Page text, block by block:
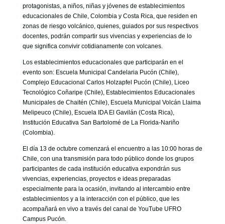
protagonistas, a niños, niñas y jóvenes de establecimientos
educacionales de Chile, Colombia y Costa Rica, que residen en
zonas de riesgo volcánico, quienes, guiados por sus respectivos
docentes, podrán compartir sus vivencias y experiencias de lo
que significa convivir cotidianamente con volcanes.
Los establecimientos educacionales que participarán en el
evento son: Escuela Municipal Candelaria Pucón (Chile),
Complejo Educacional Carlos Holzapfel Pucón (Chile), Liceo
Tecnológico Coñaripe (Chile), Establecimientos Educacionales
Municipales de Chaitén (Chile), Escuela Municipal Volcán Llaima
Melipeuco (Chile), Escuela IDA El Gavilán (Costa Rica),
Institución Educativa San Bartolomé de La Florida-Nariño
(Colombia).
El día 13 de octubre comenzará el encuentro a las 10:00 horas de
Chile, con una transmisión para todo público donde los grupos
participantes de cada institución educativa expondrán sus
vivencias, experiencias, proyectos e ideas preparadas
especialmente para la ocasión, invitando al intercambio entre
establecimientos y a la interacción con el público, que les
acompañará en vivo a través del canal de YouTube UFRO
Campus Pucón.